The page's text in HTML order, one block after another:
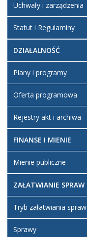
Uchwały i zarządzenia
Statut i Regulaminy
DZIAŁALNOŚĆ
Plany i programy
Oferta programowa
Rejestry akt i archiwa
FINANSE I MIENIE
Mienie publiczne
ZAŁATWIANIE SPRAW
Tryb załatwiania spraw
Sprawy